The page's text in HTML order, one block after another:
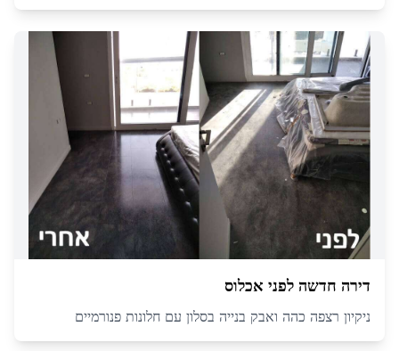
דירה חדשה לפני אכלוס
ניקיון רצפה כהה ואבק בנייה בסלון עם חלונות פנורמיים